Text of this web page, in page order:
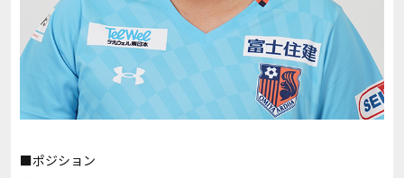
■ポジション